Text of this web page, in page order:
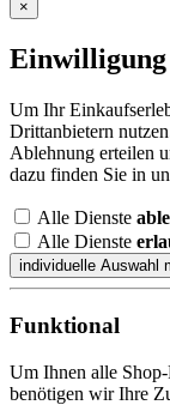
×
Um Ihr
Drittanbietern
Ablehnung erteilen
dazu finden Sie in
Alle Dienste
Alle Dienste
Funktional
Um Ihnen alle
benötigen wir Ihre